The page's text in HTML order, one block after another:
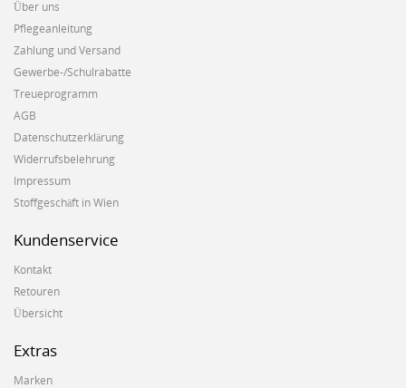
Über uns
Pflegeanleitung
Zahlung und Versand
Gewerbe-/Schulrabatte
Treueprogramm
AGB
Datenschutzerklärung
Widerrufsbelehrung
Impressum
Stoffgeschäft in Wien
Kundenservice
Kontakt
Retouren
Übersicht
Extras
Marken